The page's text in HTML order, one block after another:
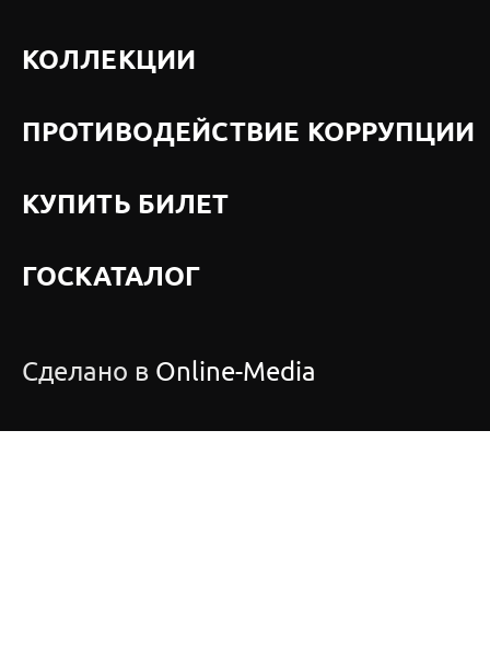
КОЛЛЕКЦИИ
ПРОТИВОДЕЙСТВИЕ КОРРУПЦИИ
КУПИТЬ БИЛЕТ
ГОСКАТАЛОГ
Сделано в Online-Media